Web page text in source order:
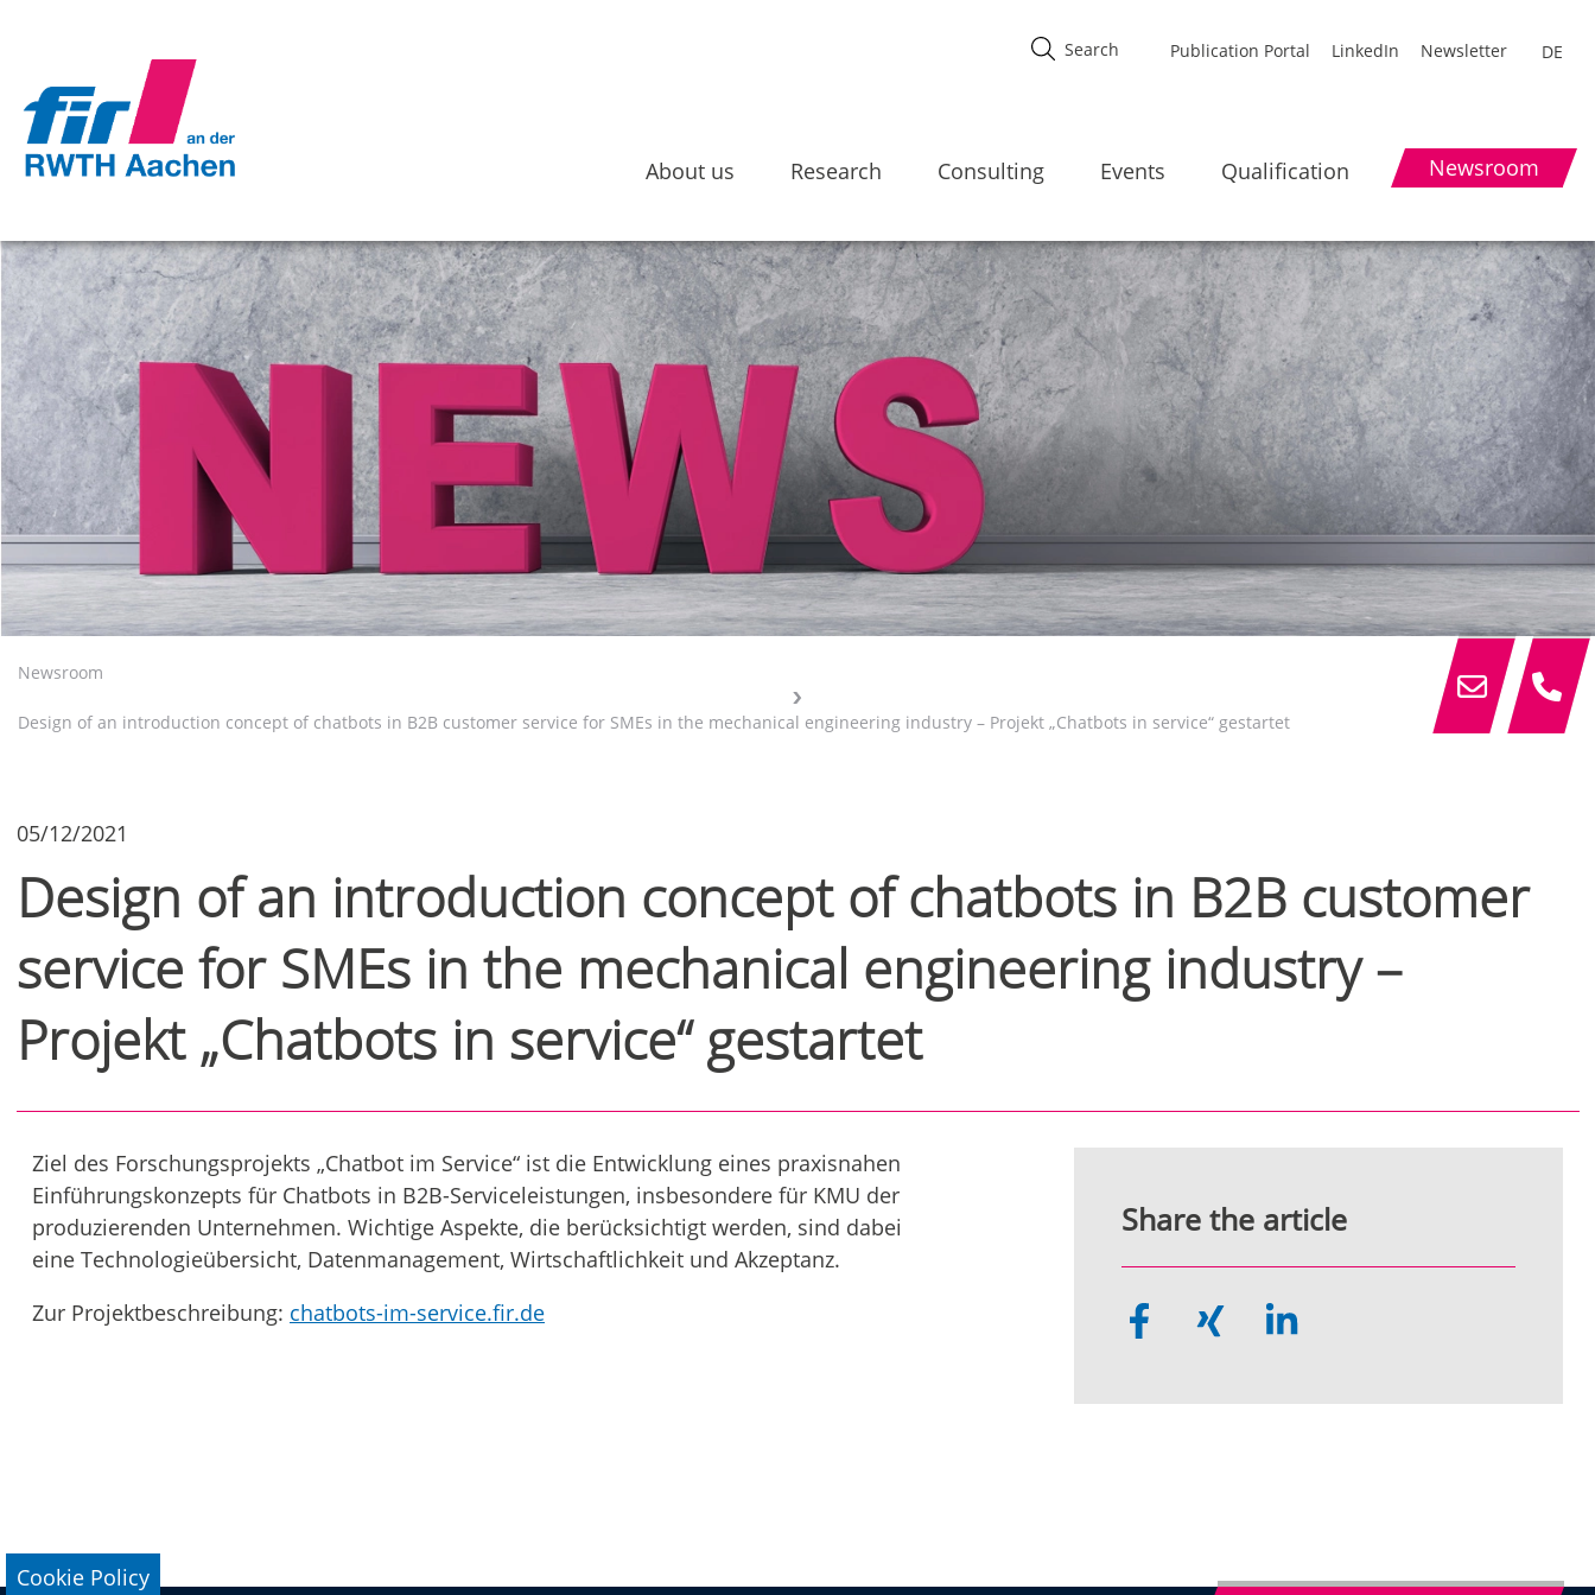
Publication Portal LinkedIn Newsletter DE
About us Research Consulting Events Qualification Newsroom
Newsroom
Design of an introduction concept of chatbots in B2B customer service for SMEs in the mechanical engineering industry – Projekt „Chatbots in service“ gestartet
05/12/2021
Design of an introduction concept of chatbots in B2B customer
service for SMEs in the mechanical engineering industry –
Projekt „Chatbots in service“ gestartet
Ziel des Forschungsprojekts „Chatbot im Service“ ist die Entwicklung eines praxisnahen
Einführungskonzepts für Chatbots in B2B-Serviceleistungen, insbesondere für KMU der
produzierenden Unternehmen. Wichtige Aspekte, die berücksichtigt werden, sind dabei
eine Technologieübersicht, Datenmanagement, Wirtschaftlichkeit und Akzeptanz.
Zur Projektbeschreibung: chatbots-im-service.fir.de
Share the article
Cookie Policy